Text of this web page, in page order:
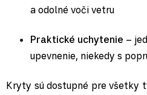
a odolné voči vetru
Praktické uchytenie –
upevnenie, niekedy s
Kryty sú dostupné pre všetky